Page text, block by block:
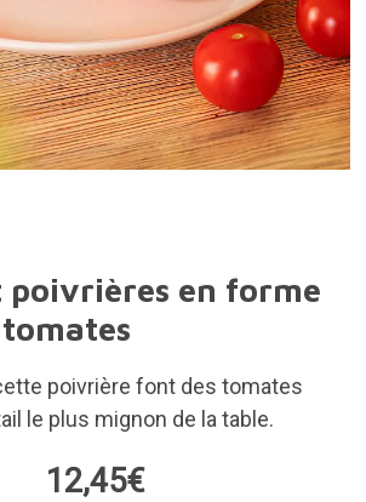
poivrières en forme
poivrière font des tomates
le plus mignon de la table.
12,45€